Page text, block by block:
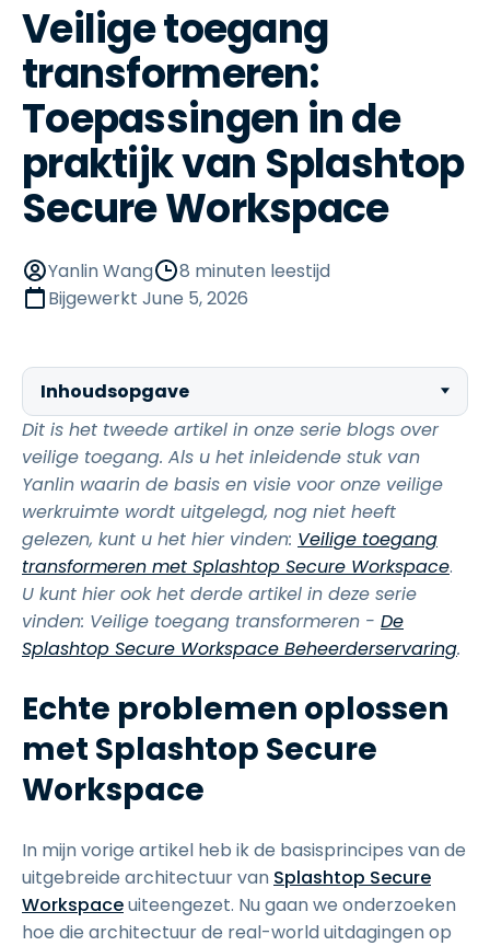
Veilige toegang
transformeren:
Toepassingen in de
praktijk van Splashtop
Secure Workspace
Yanlin Wang
8 minuten leestijd
Bijgewerkt June 5, 2026
Inhoudsopgave
Dit is het tweede artikel in onze serie blogs over
veilige toegang. Als u het inleidende stuk van
Yanlin waarin de basis en visie voor onze veilige
werkruimte wordt uitgelegd, nog niet heeft
gelezen, kunt u het hier vinden: Veilige toegang
transformeren met Splashtop Secure Workspace.
U kunt hier ook het derde artikel in deze serie
vinden: Veilige toegang transformeren - De
Splashtop Secure Workspace Beheerderservaring.
Echte problemen oplossen
met Splashtop Secure
Workspace
In mijn vorige artikel heb ik de basisprincipes van de
uitgebreide architectuur van Splashtop Secure
Workspaceuiteengezet. Nu gaan we onderzoeken
hoe die architectuur de real-world uitdagingen op